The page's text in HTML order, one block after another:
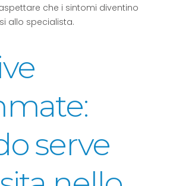
che i sintomi diventino
allo specialista.
serve